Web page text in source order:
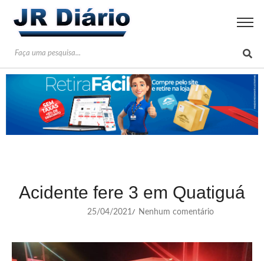
Acidente fere 3 em Quatiguá
25/04/2021/ Nenhum comentário